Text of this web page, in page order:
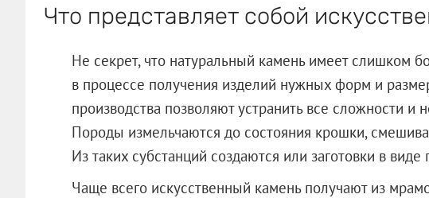
Что представляет собой
Не секрет, что натуральный камень имеет слишком
в процессе получения изделий нужных форм и
производства позволяют устранить все сложности и
Породы измельчаются до состояния крошки,
Из таких субстанций создаются или заготовки в
Чаще всего искусственный камень получают из